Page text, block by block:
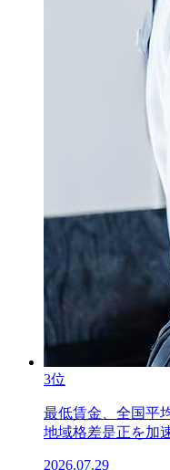
3位
最低賃金、全国平
地域格差是正を加
2026.07.29